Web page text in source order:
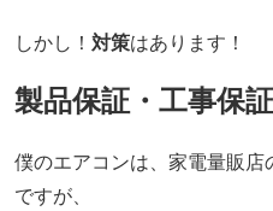
しかし！ 対策はあります！
製品保証・工事保
僕のエアコンは、家電量販
ですが、